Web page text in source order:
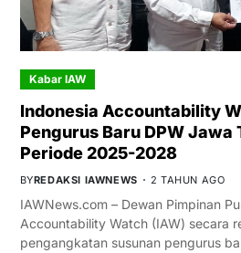
Kabar IAW
Indonesia Accountability
Pengurus Baru DPW Jawa
Periode 2025-2028
BYREDAKSI IAWNEWS 2 TAHUN AGO
IAWNews.com – Dewan Pimpinan
Accountability Watch (IAW) secara
pengangkatan susunan pengurus